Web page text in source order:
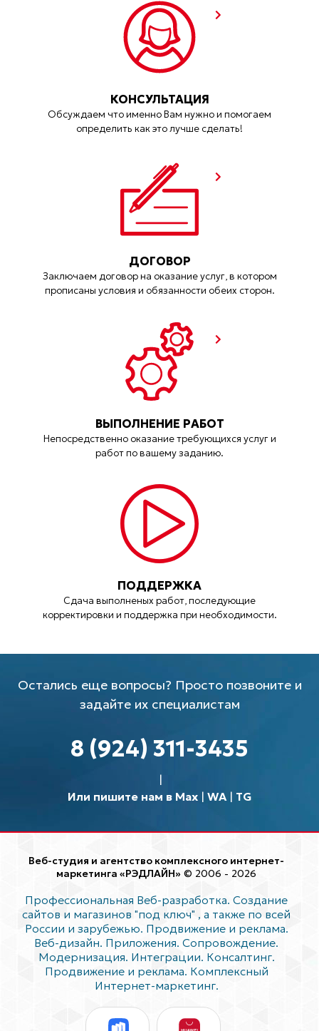
КОНСУЛЬТАЦИЯ
Обсуждаем что именно Вам нужно и помогаем
определить как это лучше сделать!
ДОГОВОР
Заключаем договор на оказание услуг, в котором
прописаны условия и обязанности обеих сторон.
ВЫПОЛНЕНИЕ РАБОТ
Непосредственно оказание требующихся услуг и
работ по вашему заданию.
ПОДДЕРЖКА
Сдача выполненых работ, последующие
корректировки и поддержка при необходимости.
Остались еще вопросы? Просто позвоните и
задайте их специалистам
8 (924) 311-3435
Или пишите нам в Max| WA| TG
Веб-студия и агентство комплексного интернет-
маркетинга «РЭДЛАЙН» © 2006 - 2026
Профессиональная Веб-разработка. Создание
сайтов и магазинов "под ключ" , а также по всей
России и зарубежью. Продвижение и реклама.
Веб-дизайн. Приложения. Сопровождение.
Модернизация. Интеграции. Консалтинг.
Продвижение и реклама. Комплексный
Интернет-маркетинг.